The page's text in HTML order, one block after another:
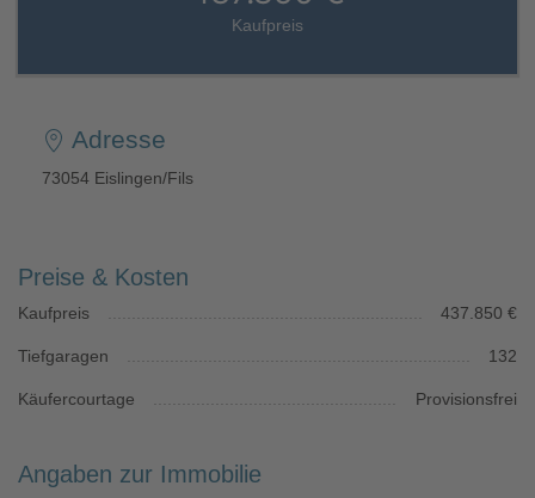
Kaufpreis
Adresse
73054 Eislingen/Fils
Preise & Kosten
Kaufpreis 437.850 €
Tiefgaragen 132
Käufercourtage Provisionsfrei
Angaben zur Immobilie